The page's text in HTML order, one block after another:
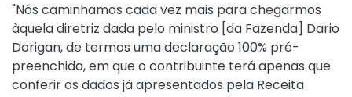
"Nós caminhamos cada vez mais para chegarmos
àquela diretriz dada pelo ministro [da Fazenda] Dario
Dorigan, de termos uma declaração 100% pré-
preenchida, em que o contribuinte terá apenas que
conferir os dados já apresentados pela Receita